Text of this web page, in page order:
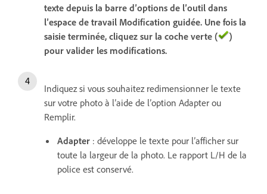
texte depuis la barre d’options de l’outil dans
l’espace de travail Modification guidée. Une fois la
saisie terminée, cliquez sur la coche verte (
)
pour valider les modifications.
Indiquez si vous souhaitez redimensionner le texte
sur votre photo à l’aide de l’option Adapter ou
Remplir.
Adapter : développe le texte pour l’afficher sur
toute la largeur de la photo. Le rapport L/H de la
police est conservé.